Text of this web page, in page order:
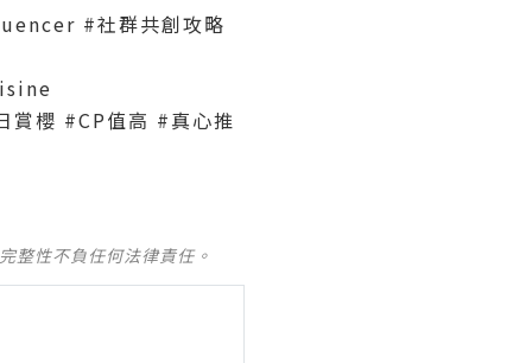
#社群共創攻略
櫻 #CP值高 #真心推
整性不負任何法律責任。